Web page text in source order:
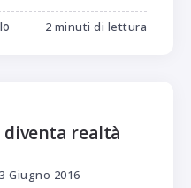
2 minuti di lettura
diventa realtà
Giugno 2016